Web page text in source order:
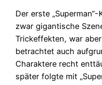
Der erste
zwar gigantische
Trickeffekten, war
betrachtet auch
Charaktere recht
später folgte mit